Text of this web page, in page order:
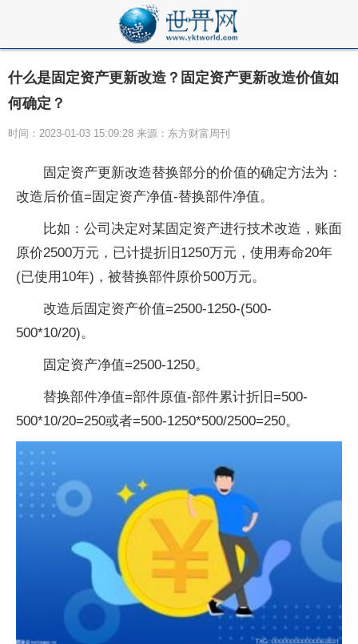
什么是固定资产更新改造？固定资产更新改造价值如
何确定？
时间：2023-01-03 15:09:28 来源：东方财富周刊
固定资产更新改造替换部分的价值的确定方法为：
改造后价值=固定资产净值-替换部件净值。
比如：公司决定对某固定资产进行技术改造，账面
原价2500万元，已计提折旧1250万元，使用寿命20年
(已使用10年)，被替换部件原价500万元。
改造后固定资产价值=2500-1250-(500-
500*10/20)。
固定资产净值=2500-1250。
替换部件净值=部件原值-部件累计折旧=500-
500*10/20=250或者=500-1250*500/2500=250。